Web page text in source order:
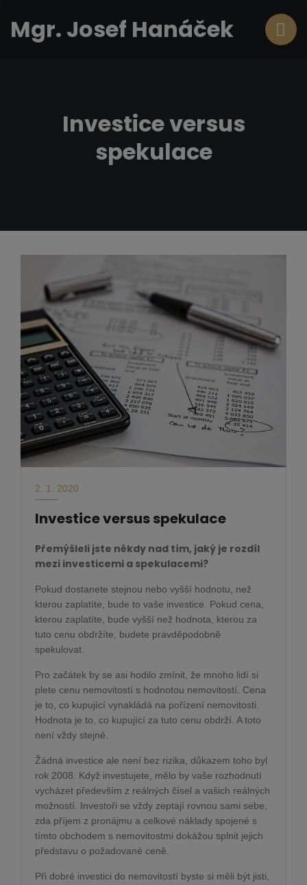
Mgr. Josef Hanáček
Investice versus
spekulace
2. 1. 2020
Investice versus spekulace
Přemýšleli jste někdy nad tím, jaký je rozdíl
mezi investicemi a spekulacemi?
Pokud dostanete stejnou nebo vyšší hodnotu, než
kterou zaplatíte, bude to vaše investice. Pokud cena,
kterou zaplatíte, bude vyšší než hodnota, kterou za
tuto cenu obdržíte, budete pravděpodobně
spekulovat.
Pro začátek by se asi hodilo zmínit, že mnoho lidí si
plete cenu nemovitostí s hodnotou nemovitostí. Cena
je to, co kupující vynakládá na pořízení nemovitosti.
Hodnota je to, co kupující za tuto cenu obdrží. A toto
není vždy stejné.
Žádná investice ale není bez rizika, důkazem toho byl
rok 2008. Když investujete, mělo by vaše rozhodnutí
vycházet především z reálných čísel a vašich reálných
možností. Investoři se vždy zeptají rovnou sami sebe,
zda příjem z pronájmu a celkové náklady spojené s
tímto obchodem s nemovitostmi dokážou splnit jejich
představu o požadované ceně.
Při dobré investici do nemovitostí byste si měli být jisti,